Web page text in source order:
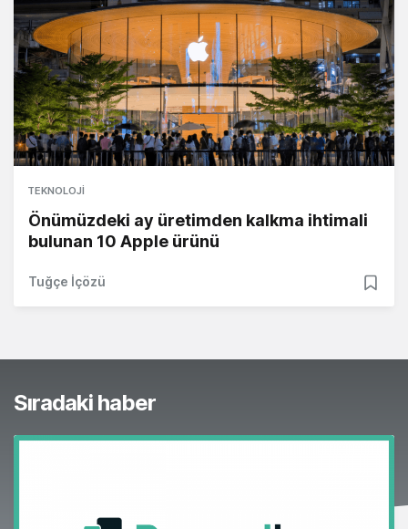
TEKNOLOJI
Önümüzdeki ay üretimden kalkma ihtimali
bulunan 10 Apple ürünü
Tuğçe İçözü
Sıradaki haber